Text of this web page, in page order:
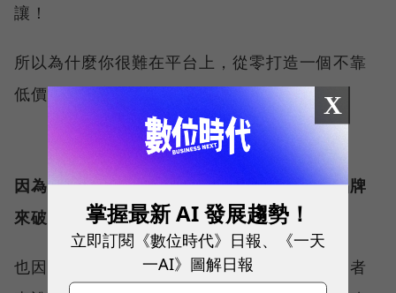
讓！
所以為什麼你很難在平台上，從零打造一個不靠
低價負毛起家的品牌？
因為平台沒時間養你，他們更喜歡的是知名品牌
來破盤。
也因為平台的這種屬性，對有心打造品牌的業者
X
掌握最新 AI 發展趨勢！
立即訂閱《數位時代》日報、《一天
一AI》圖解日報